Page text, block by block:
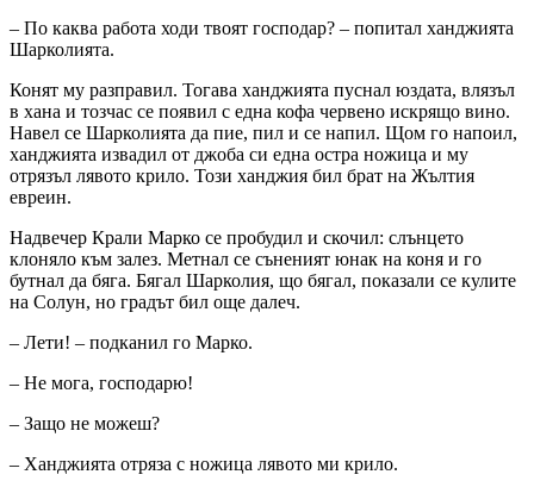
– По каква работа ходи твоят господар? – попитал ханджията
Шарколията.
Конят му разправил. Тогава ханджията пуснал юздата, влязъл
в хана и тозчас се появил с една кофа червено искрящо вино.
Навел се Шарколията да пие, пил и се напил. Щом го напоил,
ханджията извадил от джоба си една остра ножица и му
отрязъл лявото крило. Този ханджия бил брат на Жълтия
евреин.
Надвечер Крали Марко се пробудил и скочил: слънцето
клоняло към залез. Метнал се съненият юнак на коня и го
бутнал да бяга. Бягал Шарколия, що бягал, показали се кулите
на Солун, но градът бил още далеч.
– Лети! – подканил го Марко.
– Не мога, господарю!
– Защо не можеш?
– Ханджията отряза с ножица лявото ми крило.